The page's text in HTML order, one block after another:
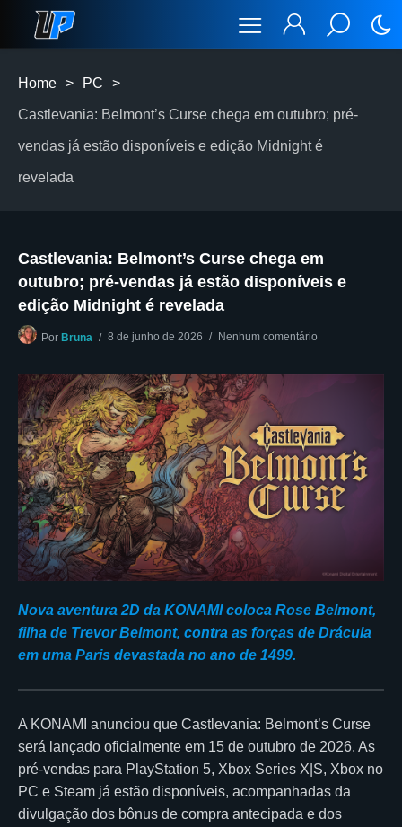
Home > PC >
Castlevania: Belmont’s Curse chega em outubro; pré-
vendas já estão disponíveis e edição Midnight é
revelada
Castlevania: Belmont’s Curse chega em
outubro; pré-vendas já estão disponíveis e
edição Midnight é revelada
Por Bruna 8 de junho de 2026 Nenhum comentário
Nova aventura 2D da KONAMI coloca Rose Belmont,
filha de Trevor Belmont, contra as forças de Drácula
em uma Paris devastada no ano de 1499.
A KONAMI anunciou que Castlevania: Belmont’s Curse
será lançado oficialmente em 15 de outubro de 2026. As
pré-vendas para PlayStation 5, Xbox Series X|S, Xbox no
PC e Steam já estão disponíveis, acompanhadas da
divulgação dos bônus de compra antecipada e dos